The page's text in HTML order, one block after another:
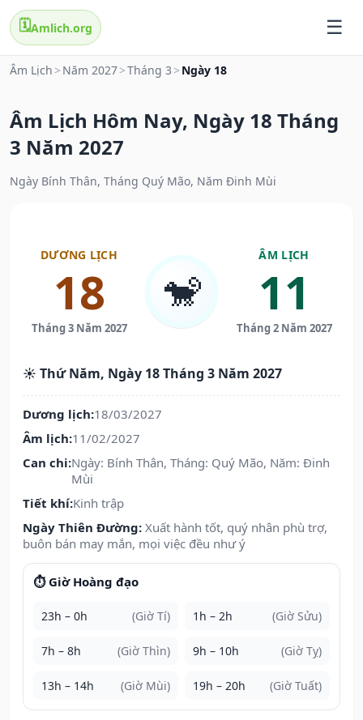
🗓️Amlich.org
Âm Lịch > Năm 2027>Tháng 3 > Ngày 18
Âm Lịch Hôm Nay, Ngày 18 Tháng
3 Năm 2027
Ngày Bính Thân, Tháng Quý Mão, Năm Đinh Mùi
DƯƠNG LỊCH
18
Tháng 3 Năm 2027
🐒
ÂM LỊCH
11
Tháng 2 Năm 2027
☀️ Thứ Năm, Ngày 18 Tháng 3 Năm 2027
Dương lịch:18/03/2027
Âm lịch:11/02/2027
Can chi:Ngày: Bính Thân, Tháng: Quý Mão, Năm: Đinh
Mùi
Tiết khí:Kinh trập
Ngày Thiên Đường: Xuất hành tốt, quý nhân phù trợ,
buôn bán may mắn, mọi việc đều như ý
⏱️ Giờ Hoàng đạo
23h – 0h (Giờ Tí) 1h – 2h (Giờ Sửu)
7h – 8h (Giờ Thìn) 9h – 10h (Giờ Tỵ)
13h – 14h (Giờ Mùi) 19h – 20h (Giờ Tuất)